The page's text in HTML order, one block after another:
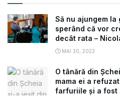
Să nu ajungem la
sperând că vor
decât rata –
MAI 30, 2023
O tânără din
mama ei a
farfuriile și a fost